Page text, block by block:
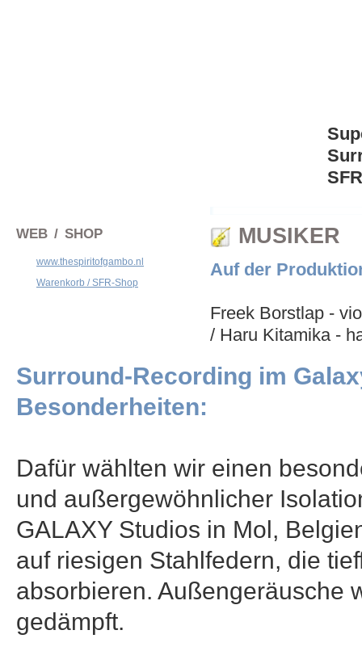
WEB / SHOP
www.thespiritofgambo.nl
Warenkorb / SFR-Shop
MUSIKER
Auf der
Freek Borstlap -
/ Haru Kitamika -
Surround-Recording im
Besonderheiten:
Dafür wählten wir einen
und außergewöhnlicher
GALAXY Studios in Mol,
auf riesigen Stahlfedern, die
absorbieren. Außengeräusche
gedämpft.